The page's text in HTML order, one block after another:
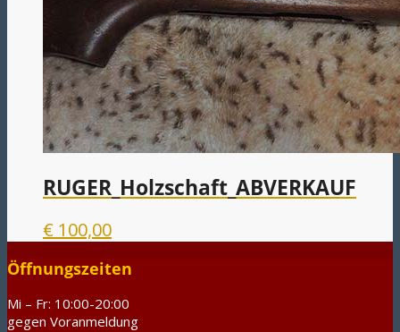
RUGER_Holzschaft_ABVERKAUF
€ 100,00
Öffnungszeiten
Mi – Fr: 10:00-20:00
gegen Voranmeldung